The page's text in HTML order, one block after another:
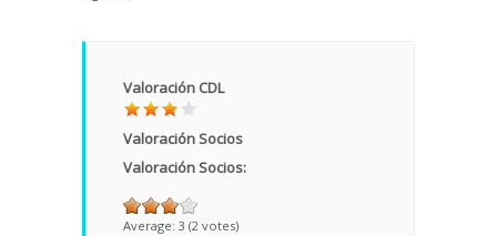
Valoración CDL
Valoración Socios
Valoración Socios:
Average: 3 (2 votes)